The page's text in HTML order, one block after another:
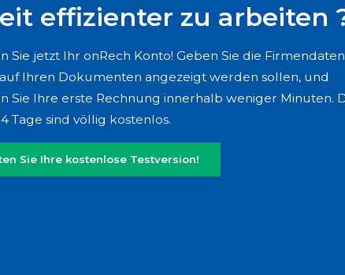
effizienter zu arbeiten
Sie jetzt Ihr onRech Konto! Geben Sie die Firmendaten
Ihren Dokumenten angezeigt werden sollen, und
Sie Ihre erste Rechnung innerhalb weniger Minuten.
Tage sind völlig kostenlos.
Sie Ihre kostenlose Testversion!